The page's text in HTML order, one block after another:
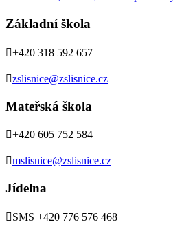
Základní škola
+420 318 592 657
zslisnice@zslisnice.cz
Mateřská škola
+420 605 752 584
mslisnice@zslisnice.cz
Jídelna
SMS +420 776 576 468